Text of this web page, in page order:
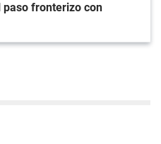
fronterizo con